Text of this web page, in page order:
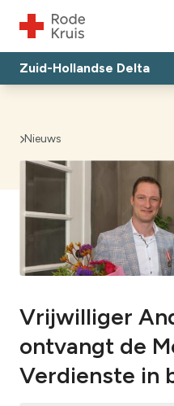
Zuid-Hollandse Delta
Nieuws
Vrijwilliger
ontvangt de
Verdienste in